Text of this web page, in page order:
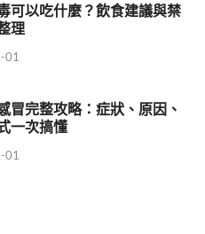
可以吃什麼？飲食建議與禁
理
01
冒完整攻略：症狀、原因、
一次搞懂
01